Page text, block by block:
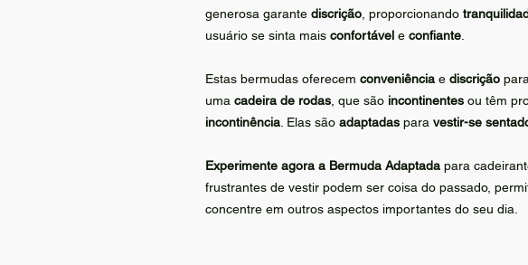
generosa garante discrição , proporcionando
usuário se sinta mais confortável e confiante
Estas bermudas oferecem conveniência e discrição
uma cadeira de rodas , que são incontinentes ou têm
incontinência . Elas são adaptadas para vestir-se
Experimente agora a Bermuda Adaptada para
frustrantes de vestir podem ser coisa do passado,
concentre em outros aspectos importantes do seu dia.